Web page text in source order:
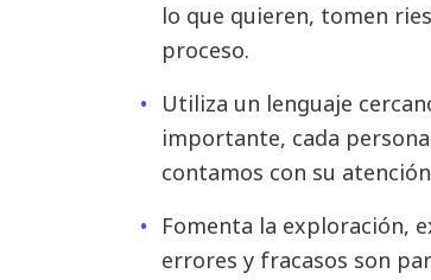
lo que quieren, tomen
proceso.
Utiliza un lenguaje
importante, cada
contamos con su
Fomenta la exploración,
errores y fracasos son